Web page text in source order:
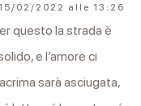
02/2022 alle 13:26
questo la strada è
e l’amore ci
sarà asciugata,